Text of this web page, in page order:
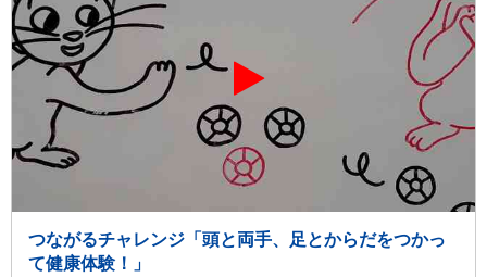
つながるチャレンジ「頭と両手、足とからだをつかっ
て健康体験！」